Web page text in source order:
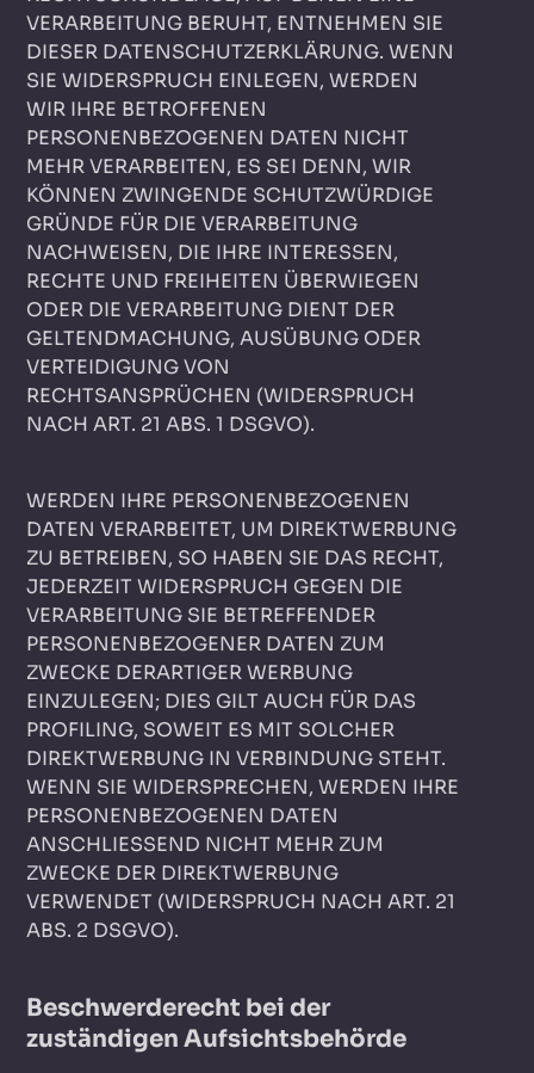
VERARBEITUNG BERUHT, ENTNEHMEN SIE
DIESER DATENSCHUTZERKLÄRUNG. WENN
SIE WIDERSPRUCH EINLEGEN, WERDEN
WIR IHRE BETROFFENEN
PERSONENBEZOGENEN DATEN NICHT
MEHR VERARBEITEN, ES SEI DENN, WIR
KÖNNEN ZWINGENDE SCHUTZWÜRDIGE
GRÜNDE FÜR DIE VERARBEITUNG
NACHWEISEN, DIE IHRE INTERESSEN,
RECHTE UND FREIHEITEN ÜBERWIEGEN
ODER DIE VERARBEITUNG DIENT DER
GELTENDMACHUNG, AUSÜBUNG ODER
VERTEIDIGUNG VON
RECHTSANSPRÜCHEN (WIDERSPRUCH
NACH ART. 21 ABS. 1 DSGVO).
WERDEN IHRE PERSONENBEZOGENEN
DATEN VERARBEITET, UM DIREKTWERBUNG
ZU BETREIBEN, SO HABEN SIE DAS RECHT,
JEDERZEIT WIDERSPRUCH GEGEN DIE
VERARBEITUNG SIE BETREFFENDER
PERSONENBEZOGENER DATEN ZUM
ZWECKE DERARTIGER WERBUNG
EINZULEGEN; DIES GILT AUCH FÜR DAS
PROFILING, SOWEIT ES MIT SOLCHER
DIREKTWERBUNG IN VERBINDUNG STEHT.
WENN SIE WIDERSPRECHEN, WERDEN IHRE
PERSONENBEZOGENEN DATEN
ANSCHLIESSEND NICHT MEHR ZUM
ZWECKE DER DIREKTWERBUNG
VERWENDET (WIDERSPRUCH NACH ART. 21
ABS. 2 DSGVO).
Beschwerde­recht bei der
zuständigen Aufsichts­behörde